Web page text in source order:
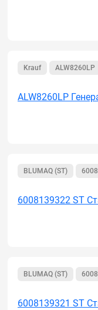
Krauf ALW8260LP
ALW8260LP
BLUMAQ (ST)
6008139322 ST
BLUMAQ (ST)
6008139321 ST